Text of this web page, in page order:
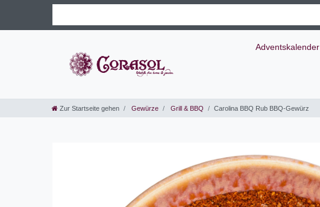
Adventskalender
Zur Startseite gehen Gewürze Grill & BBQ Carolina BBQ Rub BBQ-Gewürz